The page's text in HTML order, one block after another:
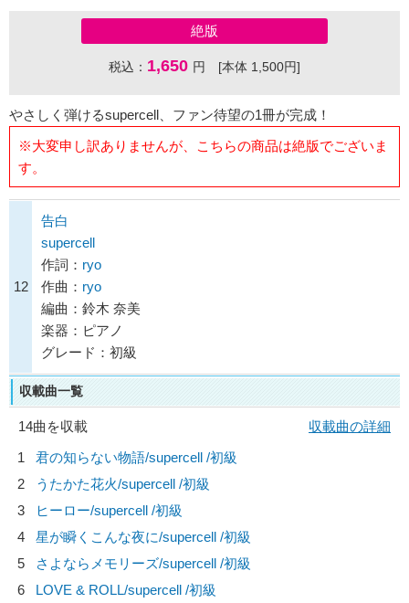
絶版
税込： 1,650 円 [本体 1,500円]
やさしく弾けるsupercell、ファン待望の1冊が完成！
※大変申し訳ありませんが、こちらの商品は絶版でございま
す。
12
告白
supercell
作詞： ryo
作曲： ryo
編曲：鈴木 奈美
楽器：ピアノ
グレード：初級
収載曲一覧
14曲を収載
収載曲の詳細
1
君の知らない物語/supercell /初級
2
うたかた花火/supercell /初級
3
ヒーロー/supercell /初級
4
星が瞬くこんな夜に/supercell /初級
5
さよならメモリーズ/supercell /初級
6
LOVE & ROLL/supercell /初級